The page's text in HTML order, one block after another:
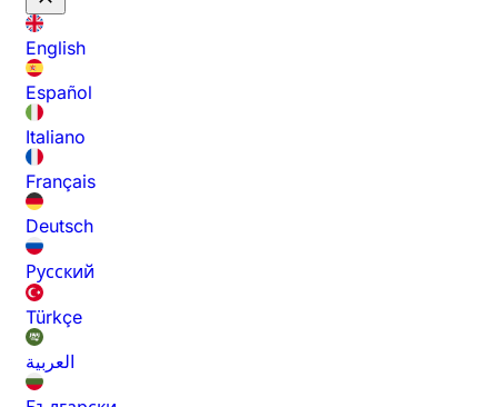
English
Español
Italiano
Français
Deutsch
Русский
Türkçe
العربية